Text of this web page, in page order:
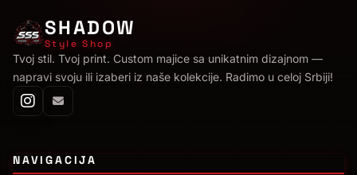
SHADOW
Style Shop
Tvoj stil. Tvoj print. Custom majice sa unikatnim dizajnom —
napravi svoju ili izaberi iz naše kolekcije. Radimo u celoj Srbiji!
NAVIGACIJA